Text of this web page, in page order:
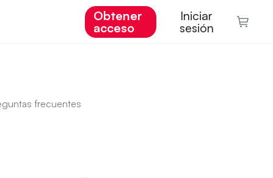
Obtener
acceso
Iniciar
sesión
frecuentes